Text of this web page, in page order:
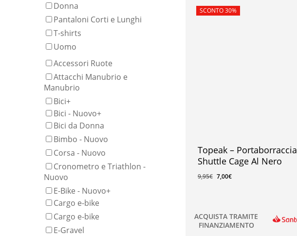
Donna
Pantaloni Corti e Lunghi
T-shirts
Uomo
Accessori Ruote
Attacchi Manubrio e
Manubrio
Bici+
Bici - Nuovo+
Bici da Donna
Bimbo - Nuovo
Corsa - Nuovo
Cronometro e Triathlon -
Nuovo
E-Bike - Nuovo+
Cargo e-bike
Cargo e-bike
E-Gravel
In offerta!
Topeak – Portaborraccia
Shuttle Cage Al Nero
9,95€ 7,00€
7,00€
SCONTO 30%
ACQUISTA TRAMITE
FINANZIAMENTO